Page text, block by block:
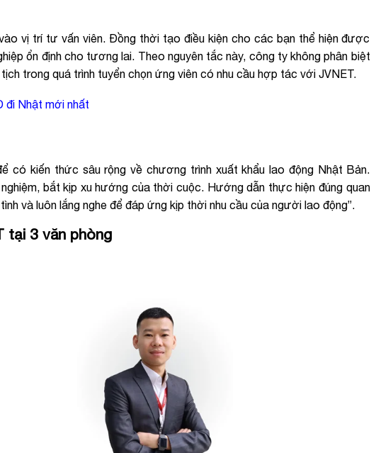
vị trí tư vấn viên. Đồng thời tạo điều kiện cho các bạn thể hiện được
ổn định cho tương lai. Theo nguyên tắc này, công ty không phân biệt
trong quá trình tuyển chọn ứng viên có nhu cầu hợp tác với JVNET.
đi Nhật mới nhất
có kiến thức sâu rộng về chương trình xuất khẩu lao động Nhật Bản.
bắt kịp xu hướng của thời cuộc. Hướng dẫn thực hiện đúng quan
và luôn lắng nghe để đáp ứng kịp thời nhu cầu của người lao động”.
tại 3 văn phòng